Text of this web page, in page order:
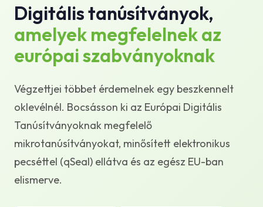
Digitális tanúsítványok,
amelyek megfelelnek az
európai szabványoknak
Végzettjei többet érdemelnek egy beszkennelt
oklevélnél. Bocsásson ki az Európai Digitális
Tanúsítványoknak megfelelő
mikrotanúsítványokat, minősített elektronikus
pecséttel (qSeal) ellátva és az egész EU-ban
elismerve.